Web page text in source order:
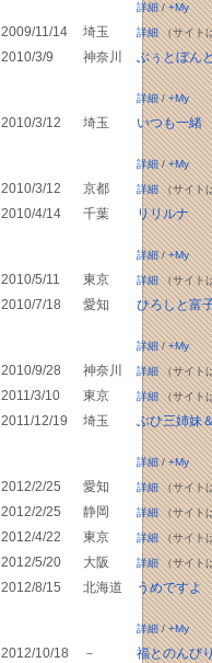
詳細/+My
2009/11/14 埼玉 詳細（サイト
2010/3/9 神奈川 ぶぅとぼん
詳細/+My
2010/3/12 埼玉 いつも一緒
詳細/+My
2010/3/12 京都 詳細（サイト
2010/4/14 千葉 リリルナ
詳細/+My
2010/5/11 東京 詳細（サイト
2010/7/18 愛知 ひろしと富
詳細/+My
2010/9/28 神奈川 詳細（サイト
2011/3/10 東京 詳細（サイト
2011/12/19 埼玉 ぶひ三姉妹
詳細/+My
2012/2/25 愛知 詳細（サイト
2012/2/25 静岡 詳細（サイト
2012/4/22 東京 詳細（サイト
2012/5/20 大阪 詳細（サイト
2012/8/15 北海道 うめですよ
詳細/+My
2012/10/18 － 福とのんび